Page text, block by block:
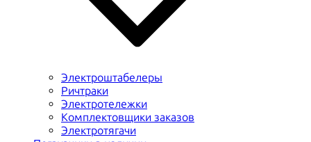
Электроштабелеры
Ричтраки
Электротележки
Комплектовщики заказов
Электротягачи